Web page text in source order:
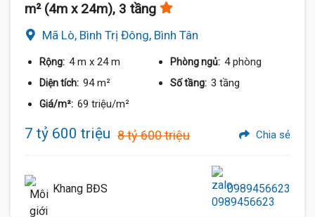
m² (4m x 24m), 3 tầng
Mã Lò, Bình Trị Đông, Bình Tân
Rộng: 4 m x 24 m Phòng ngủ: 4 phòng
Diện tích: 94 m² Số tầng: 3 tầng
Giá/m²: 69 triệu/m²
7 tỷ 600 triệu 8 tỷ 600 triệu Chia sẻ
Khang BĐS 0989456623